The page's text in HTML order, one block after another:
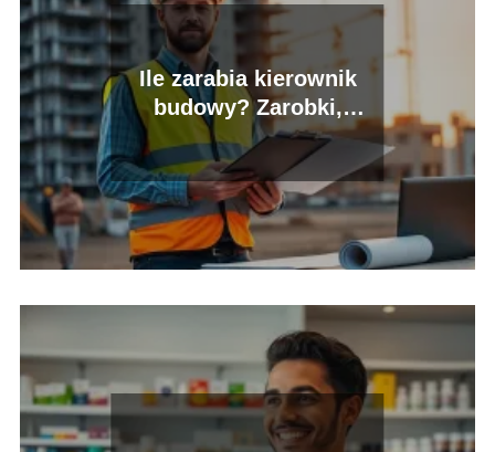
Ile zarabia kierownik
budowy? Zarobki,
premie, dodatki